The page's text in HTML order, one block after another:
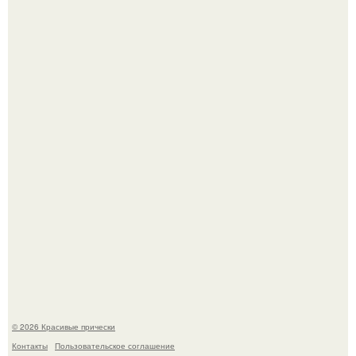
© 2026 Красивые прически
Контакты
Пользовательское соглашение